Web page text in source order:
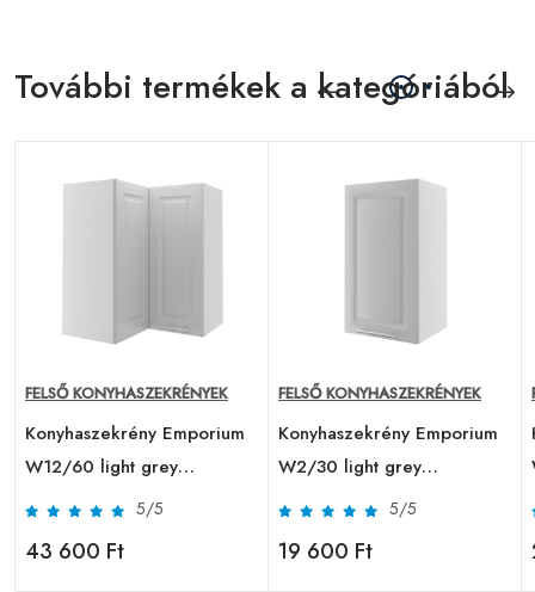
További termékek a kategóriából
FELSŐ KONYHASZEKRÉNYEK
Konyhaszekrény Emporium
W12/60 light grey
stone/fehér
5/5
43 600 Ft
FELSŐ KONYHASZEKRÉNYEK
Konyhaszekrény Emporium
W2/30 light grey
stone/fehér
5/5
19 600 Ft